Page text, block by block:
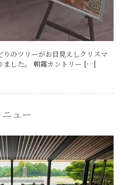
りのツリーがお目見えしクリスマ
ました。 朝霧カントリー […]
ュー